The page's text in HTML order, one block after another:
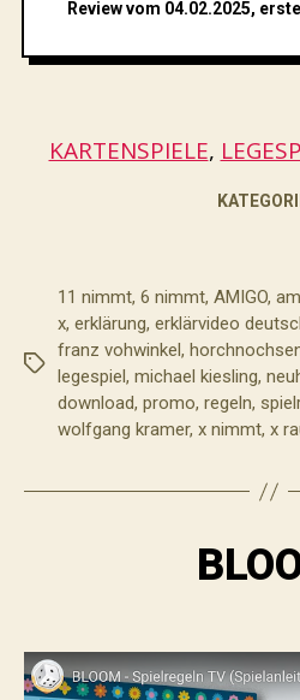
Review vom 04.02.2025,
KARTENSPIELE,
Schlagwörter
11 nimmt, 6 nimmt, AMIGO,
x, erklärung, erklärvideo
franz vohwinkel ,
legespiel , michael kiesling,
download, promo, regeln,
wolfgang kramer, x nimmt, x